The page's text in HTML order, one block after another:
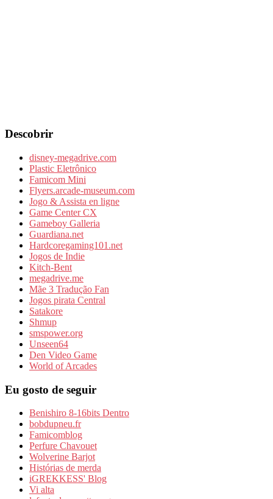
Descobrir
disney-megadrive.com
Plastic Eletrônico
Famicom Mini
Flyers.arcade-museum.com
Jogo & Assista en ligne
Game Center CX
Gameboy Galleria
Guardiana.net
Hardcoregaming101.net
Jogos de Indie
Kitch-Bent
megadrive.me
Mãe 3 Tradução Fan
Jogos pirata Central
Satakore
Shmup
smspower.org
Unseen64
Den Video Game
World of Arcades
Eu gosto de seguir
Benishiro 8-16bits Dentro
bobdupneu.fr
Famicomblog
Perfure Chavouet
Wolverine Barjot
Histórias de merda
iGREKKESS' Blog
Vi alta